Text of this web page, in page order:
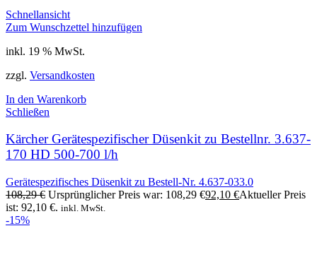
Schnellansicht
Zum Wunschzettel hinzufügen
inkl. 19 % MwSt.
zzgl. Versandkosten
In den Warenkorb
Schließen
Kärcher Gerätespezifischer Düsenkit zu Bestellnr. 3.637-
170 HD 500-700 l/h
Gerätespezifisches Düsenkit zu Bestell-Nr. 4.637-033.0
108,29€ Ursprünglicher Preis war: 108,29 €92,10 €Aktueller Preis
ist: 92,10 €. inkl. MwSt.
-15%